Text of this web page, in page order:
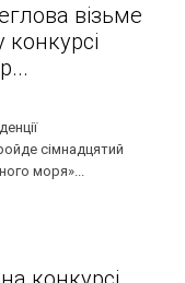
візьме
сімнадцятий
моря»...